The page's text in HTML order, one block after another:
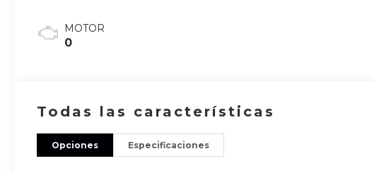
MOTOR
0
Todas las características
Opciones Especificaciones